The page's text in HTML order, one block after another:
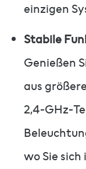
einzigen
Stabile
Genießen
aus
2,4-GHz-
wo Sie